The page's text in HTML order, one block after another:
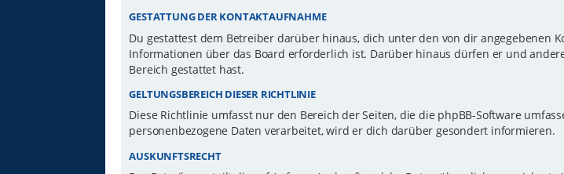
GESTATTUNG DER KONTAKTAUFNAHME
Du gestattest dem Betreiber darüber hinaus, dich unter den von dir angegebenen
Informationen über das Board erforderlich ist. Darüber hinaus dürfen er und
Bereich gestattet hast.
GELTUNGSBEREICH DIESER RICHTLINIE
Diese Richtlinie umfasst nur den Bereich der Seiten, die die phpBB-Software
personenbezogene Daten verarbeitet, wird er dich darüber gesondert informieren.
AUSKUNFTSRECHT